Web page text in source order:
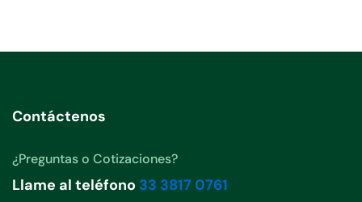
Contáctenos
¿Preguntas o Cotizaciones?
Llame al teléfono 33 3817 0761